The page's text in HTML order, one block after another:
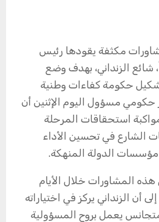
مكثفة يقودها رئيس
شائع الزنداني، بهدف وضع
حكومة كفاءات وطنية
مسؤول اليوم الإثنين أن
استحقاقات المرحلة
الشارع في تحسين الأداء
مؤسسات الدولة المنهكة.
المشاورات خلال الأيام
أن الزنداني يركز في اختياراته
يعمل بروح المسؤولية